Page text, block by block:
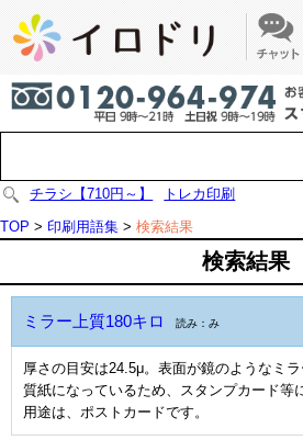
チラシ【710円～】
トレカ印刷
TOP > 印刷用語集 > 検索結果
検索結果
ミラー上質180キロ 読み：み
厚さの目安は24.5μ。表面が鏡のようなミ
質紙になっているため、スタンプカード等
用途は、ポストカードです。